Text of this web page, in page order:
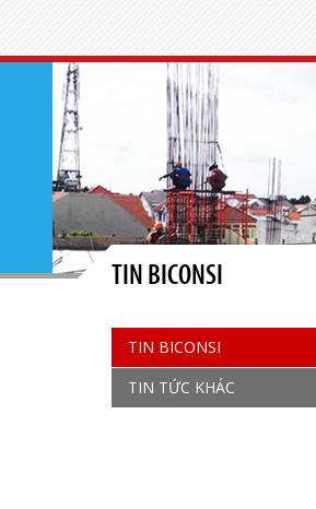
TIN BICONSI
TIN BICONSI
TIN TỨC KHÁC